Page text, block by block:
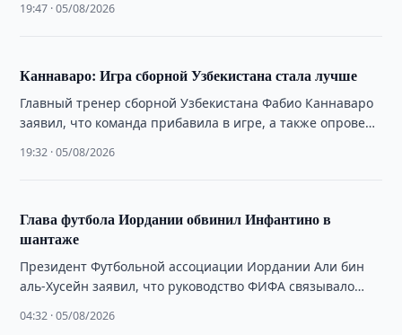
работе тренерского штаба.
19:47 · 05/08/2026
Каннаваро: Игра сборной Узбекистана стала лучше
Главный тренер сборной Узбекистана Фабио Каннаваро
заявил, что команда прибавила в игре, а также опроверг
19:32 · 05/08/2026
Глава футбола Иордании обвинил Инфантино в
шантаже
Президент Футбольной ассоциации Иордании Али бин
аль-Хусейн заявил, что руководство ФИФА связывало
Инфантино.
04:32 · 05/08/2026